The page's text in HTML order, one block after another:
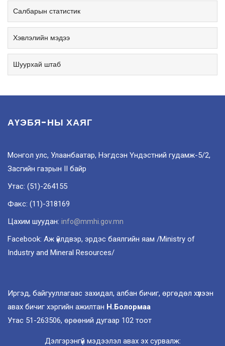
Салбарын статистик
Хэвлэлийн мэдээ
Шуурхай штаб
АҮЭБЯ-НЫ ХАЯГ
Монгол улс, Улаанбаатар, Нэгдсэн Үндэстний гудамж-5/2,
Засгийн газрын II байр
Утас: (51)-264155
Факс: (11)-318169
Цахим шуудан: info@mmhi.gov.mn
Facebook: Аж үйлдвэр, эрдэс баялгийн яам /Ministry of
Industry and Mineral Resources/
Иргэд, байгууллагаас захидал, албан бичиг, өргөдөл хүлээн
авах бичиг хэргийн ажилтан Н.Болормаа
Утас 51-263506, өрөөний дугаар 102 тоот
Дэлгэрэнгүй мэдээлэл авах эх сурвалж: